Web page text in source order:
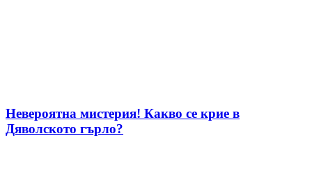
Невероятна мистерия! Какво се крие в
Дяволското гърло?